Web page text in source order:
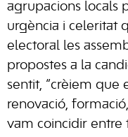
agrupacions locals
urgència i celeritat
electoral les
propostes a la
sentit, “crèiem que
renovació,
vam coincidir entre